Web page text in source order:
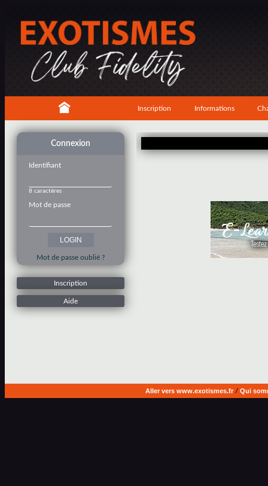
Inscription Informations
Connexion
Identifiant
8 caractères
Mot de passe
Mot de passe oublié ?
Inscription
Aide
Aller vers www.exotismes.fr/ Qui